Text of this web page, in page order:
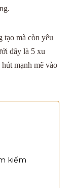
tạo mà còn yêu
đây là 5 xu
mạnh mẽ vào
kiếm